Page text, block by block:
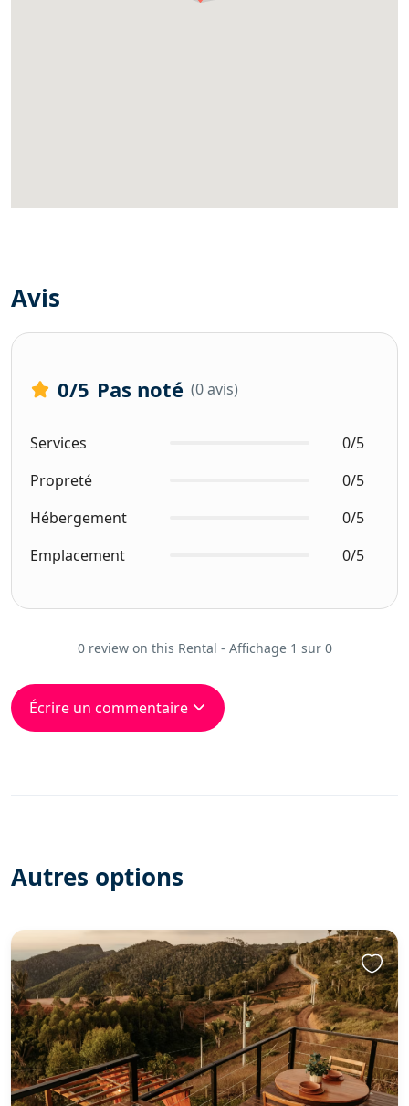
Avis
0/5 Pas noté (0 avis)
Services
0/5
Propreté
0/5
Hébergement
0/5
Emplacement
0/5
0 review on this Rental - Affichage 1 sur 0
Écrire un commentaire
Autres options